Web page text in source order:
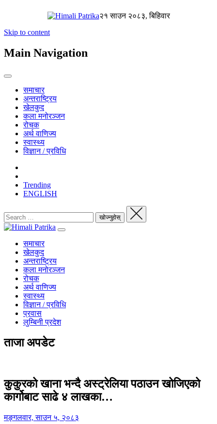
२१ साउन २०८३, बिहिवार
Skip to content
Main Navigation
समाचार
अन्तराष्ट्रिय
खेलकुद
कला मनोरञ्जन
रोचक
अर्थ वाणिज्य
स्वास्थ्य
विज्ञान / प्रविधि
Trending
ENGLISH
समाचार
खेलकुद
अन्तराष्ट्रिय
कला मनोरञ्जन
रोचक
अर्थ वाणिज्य
स्वास्थ्य
विज्ञान / प्रविधि
प्रवास
लुम्बिनी प्रदेश
ताजा अपडेट
कुकुरको खाना भन्दै अस्ट्रेलिया पठाउन खोजिएको
कार्गोबाट साढे ४ लाखका…
मङ्गलवार, साउन ५, २०८३